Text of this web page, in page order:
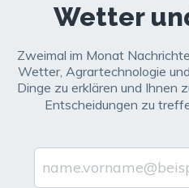
Wetter
Zweimal im Monat
Wetter, Agrartechnologie
Dinge zu erklären und Ihnen
Entscheidungen zu